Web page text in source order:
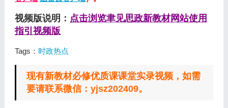
视频版说明： 点击浏览聿见思政新教材网站使用
指引视频版
Tags： 时政热点
现有新教材必修优质课课堂实录视频，如需
要请联系微信：yjsz202409。